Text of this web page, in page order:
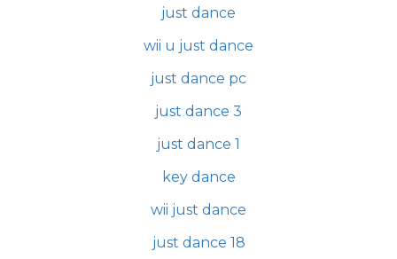
just dance
wii u just dance
just dance pc
just dance 3
just dance 1
key dance
wii just dance
just dance 18